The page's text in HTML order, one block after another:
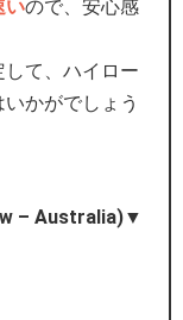
いので、安心感
て、ハイロー
かがでしょう
– Australia)▼